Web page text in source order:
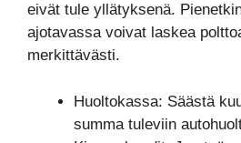
eivät tule yllätyksenä.
ajotavassa voivat laskea
merkittävästi.
Huoltokassa: Säästä
summa tuleviin